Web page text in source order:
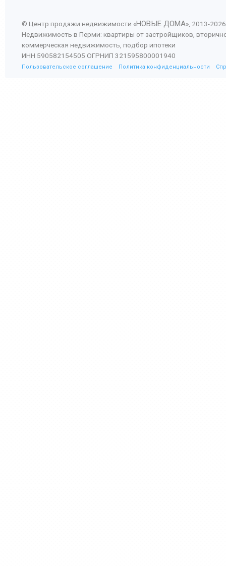
© Центр продажи недвижимости «НОВЫЕ ДОМА», 2013-2026
Недвижимость в Перми: квартиры от застройщиков,
коммерческая недвижимость, подбор ипотеки
ИНН 590582154505 ОГРНИП 321595800001940
Пользовательское соглашение Политика конфиденциальности